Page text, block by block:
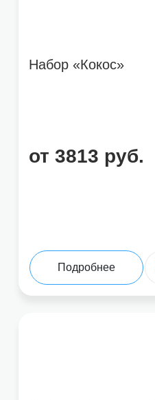
Набор «Кокос»
от 3813 руб.
Подробнее